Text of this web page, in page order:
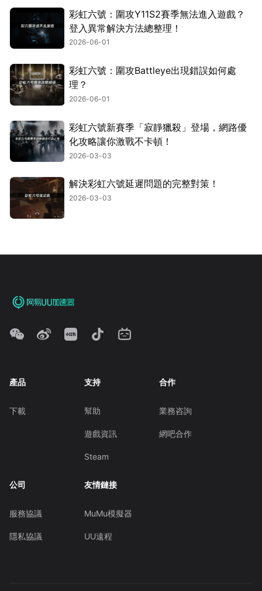
彩虹六號：圍攻Y11S2賽季無法進入遊戲？
登入異常解決方法總整理！
2026-06-01
彩虹六號：圍攻Battleye出現錯誤如何處
理？
2026-06-01
彩虹六號新賽季「寂靜獵殺」登場，網路優
化攻略讓你激戰不卡頓！
2026-03-03
解決彩虹六號延遲問題的完整對策！
2026-03-03
產品
下載
支持
幫助
遊戲資訊
Steam
合作
業務咨詢
網吧合作
公司
服務協議
隱私協議
友情鏈接
MuMu模擬器
UU遠程